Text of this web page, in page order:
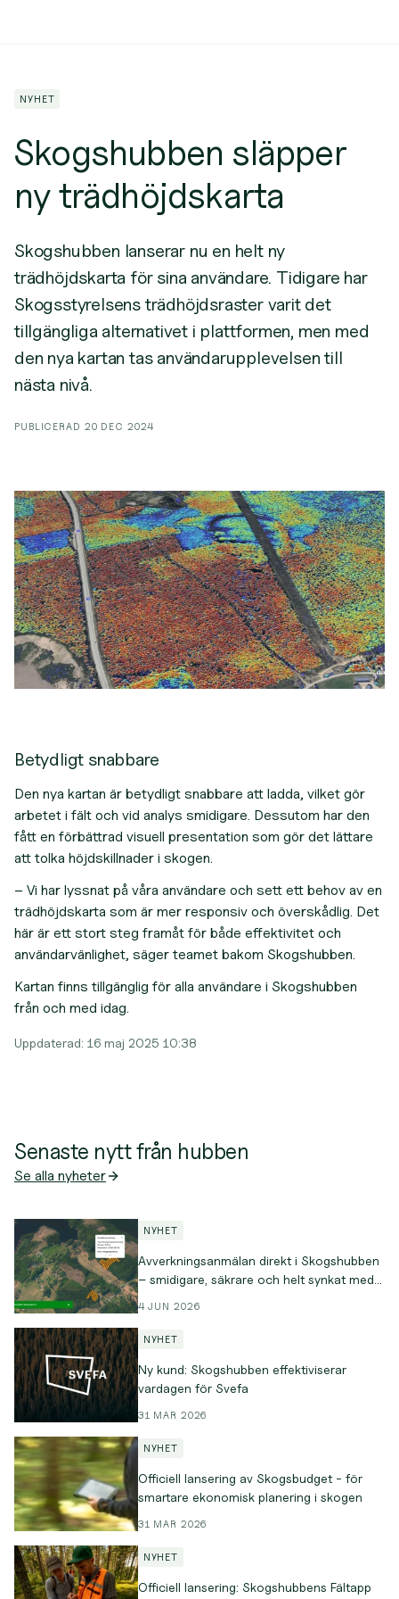
NYHET
Skogshubben släpper
ny trädhöjdskarta
Skogshubben lanserar nu en helt ny
trädhöjdskarta för sina användare. Tidigare har
Skogsstyrelsens trädhöjdsraster varit det
tillgängliga alternativet i plattformen, men med
den nya kartan tas användarupplevelsen till
nästa nivå.
PUBLICERAD 20 DEC 2024
Betydligt snabbare
Den nya kartan är betydligt snabbare att ladda, vilket gör
arbetet i fält och vid analys smidigare. Dessutom har den
fått en förbättrad visuell presentation som gör det lättare
att tolka höjdskillnader i skogen.
– Vi har lyssnat på våra användare och sett ett behov av en
trädhöjdskarta som är mer responsiv och överskådlig. Det
här är ett stort steg framåt för både effektivitet och
användarvänlighet, säger teamet bakom Skogshubben.
Kartan finns tillgänglig för alla användare i Skogshubben
från och med idag.
Uppdaterad: 16 maj 2025 10:38
Senaste nytt från hubben
Se alla nyheter
NYHET
Avverkningsanmälan direkt i Skogshubben
– smidigare, säkrare och helt synkat med
det senaste i Nemus
4 JUN 2026
NYHET
Ny kund: Skogshubben effektiviserar
vardagen för Svefa
31 MAR 2026
NYHET
Officiell lansering av Skogsbudget - för
smartare ekonomisk planering i skogen
31 MAR 2026
NYHET
Officiell lansering: Skogshubbens Fältapp